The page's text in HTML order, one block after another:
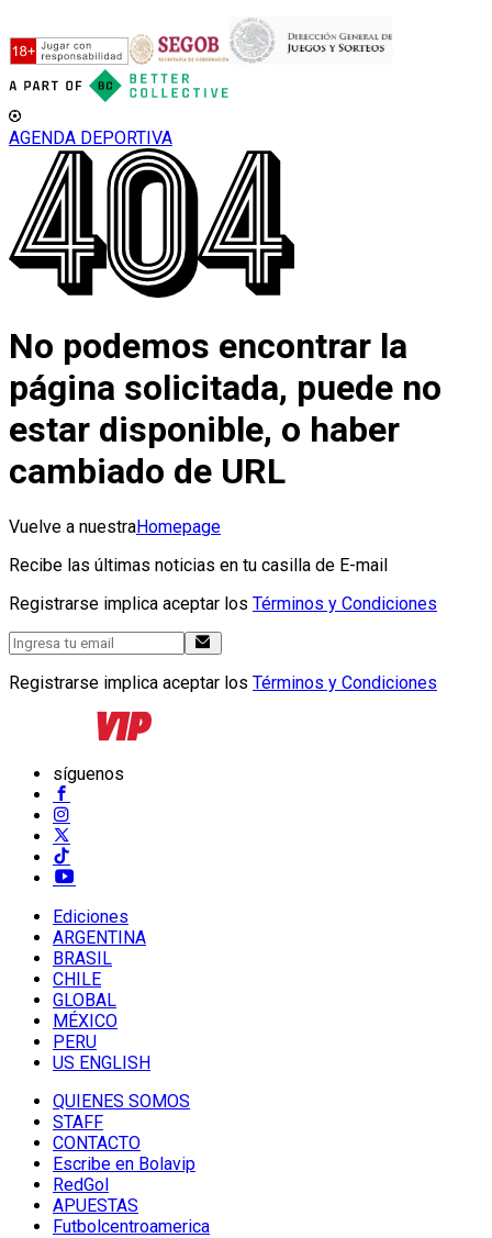
AGENDA DEPORTIVA
No podemos encontrar la
página solicitada, puede no
estar disponible, o haber
cambiado de URL
Vuelve a nuestraHomepage
Recibe las últimas noticias en tu casilla de E-mail
Registrarse implica aceptar los Términos y Condiciones
Registrarse implica aceptar los Términos y Condiciones
síguenos
Ediciones
ARGENTINA
BRASIL
CHILE
GLOBAL
MÉXICO
PERU
US ENGLISH
QUIENES SOMOS
STAFF
CONTACTO
Escribe en Bolavip
RedGol
APUESTAS
Futbolcentroamerica